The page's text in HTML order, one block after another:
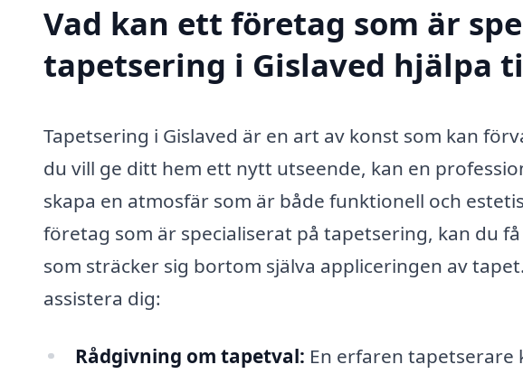
Vad kan ett företag som är
tapetsering i Gislaved hjälpa
Tapetsering i Gislaved är en art av konst som kan
du vill ge ditt hem ett nytt utseende, kan en
skapa en atmosfär som är både funktionell och
företag som är specialiserat på tapetsering, kan du
som sträcker sig bortom själva appliceringen av
assistera dig:
Rådgivning om tapetval: En erfaren tapetserare